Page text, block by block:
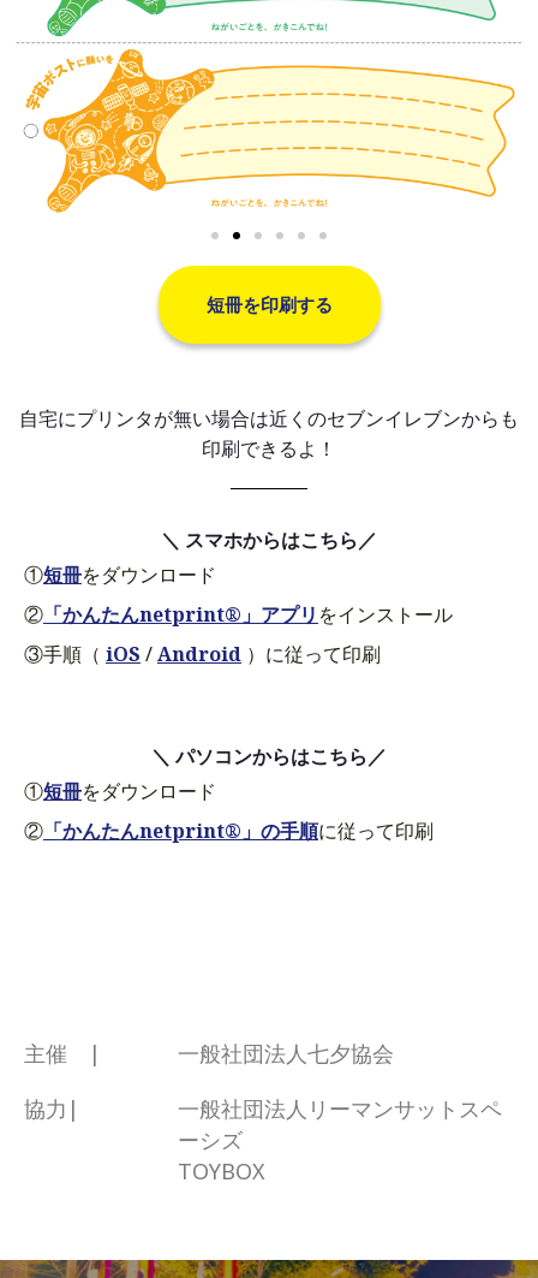
短冊を印刷する
自宅にプリンタが無い場合は近くのセブンイレブンからも
印刷できるよ！
＼ スマホからはこちら／
①短冊をダウンロード
② 「かんたんnetprint®」アプリ をインストール
③手順（ iOS /Android ）に従って印刷
＼ パソコンからはこちら／
①短冊をダウンロード
② 「かんたんnetprint®」の手順に従って印刷
主催 |
一般社団法人七夕協会
協力|
一般社団法人リーマンサットスペ
ーシズ
TOYBOX